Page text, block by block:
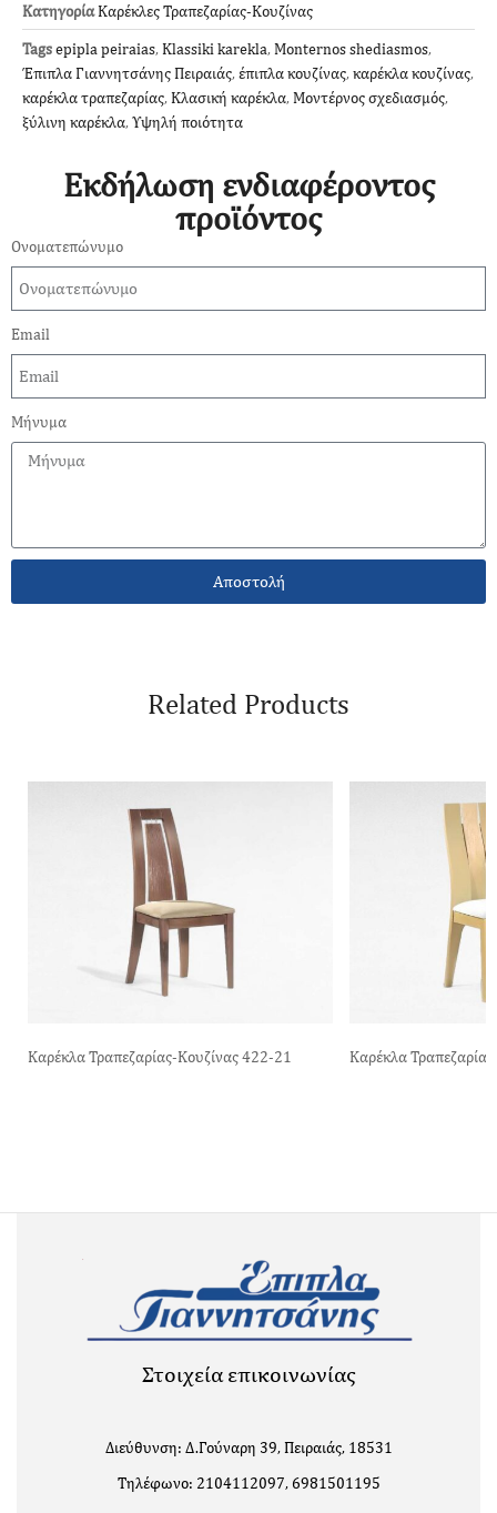
ΚατηγορίαΚαρέκλες Τραπεζαρίας-Κουζίνας
Tagsepipla peiraias,Klassiki karekla,Monternos shediasmos,
Έπιπλα Γιαννητσάνης Πειραιάς,έπιπλα κουζίνας,καρέκλα κουζίνας,
καρέκλα τραπεζαρίας,Κλασική καρέκλα,Μοντέρνος σχεδιασμός,
ξύλινη καρέκλα,Υψηλή ποιότητα
Εκδήλωση ενδιαφέροντος
προϊόντος
Ονοματεπώνυμο
Email
Μήνυμα
Αποστολή
Related Products
Καρέκλα Τραπεζαρίας-Κουζίνας 422-21 Καρέκλα
Στοιχεία επικοινωνίας
Διεύθυνση: Δ.Γούναρη 39, Πειραιάς, 18531
Τηλέφωνο: 2104112097, 6981501195